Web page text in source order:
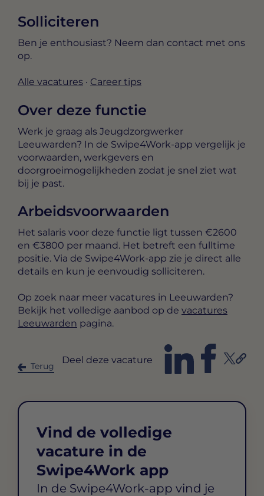
Solliciteren
Ben je enthousiast? Neem dan contact met ons
op.
Alle vacatures · Career tips
Over deze functie
Werk je graag als Jeugdzorgwerker
Leeuwarden? In de Swipe4Work-app vergelijk je
voorwaarden, werkgevers en
doorgroeimogelijkheden zodat je snel ziet wat
bij je past.
Arbeidsvoorwaarden
Het salaris voor deze functie ligt tussen €2600
en €3800 per maand. Het betreft een fulltime
positie. Via de Swipe4Work-app zie je direct alle
details en kun je eenvoudig solliciteren.
Op zoek naar meer vacatures in Leeuwarden?
Bekijk het volledige aanbod op de vacatures
Leeuwarden pagina.
Terug
Deel deze vacature
Vind de volledige
vacature in de
Swipe4Work app
In de Swipe4Work-app vind je